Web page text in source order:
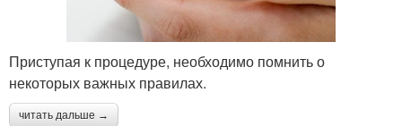
Приступая к процедуре, необходимо помнить о
некоторых важных правилах.
читать дальше →